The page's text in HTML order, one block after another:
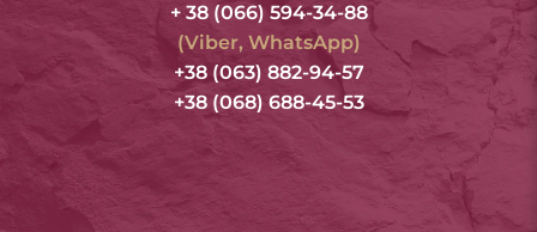
+ 38 (066) 594-34-88
(Viber, WhatsApp)
+38 (063) 882-94-57
+38 (068) 688-45-53